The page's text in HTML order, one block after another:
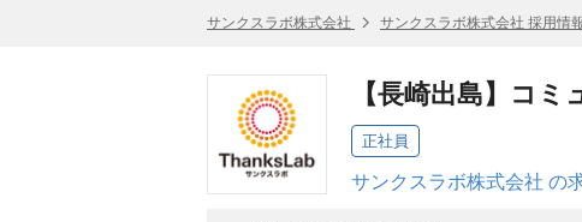
サンクスラボ株式会社 サンクスラボ株式会社 採用情
【長崎出島】コ
正社員
サンクスラボ株式会社 の